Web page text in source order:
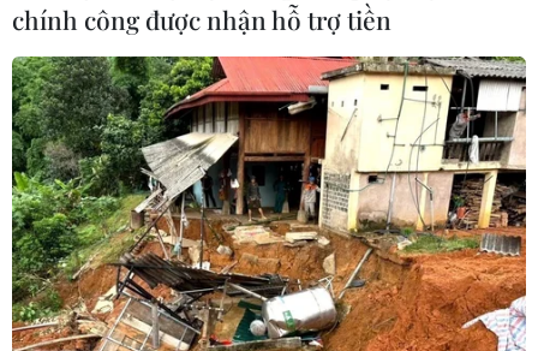
NATO khởi động cuộc tập
trận không quân quy mô
lớn
Ramstein Flag 2026 nâng cao khả
năng sẵn sàng chiến đấu, tăng
cường năng lực răn đe và kiểm
tra khả năng phối hợp tác chiến
đa quốc gia trong các tình huống
khủng hoảng, bảo vệ lãnh thổ
đồng minh.
chính công được nhận hỗ trợ tiền